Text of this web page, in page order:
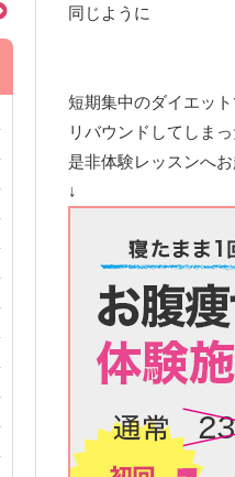
同じように
短期集中のダイエッ
リバウンドしてしま
是非体験レッスンへ
↓